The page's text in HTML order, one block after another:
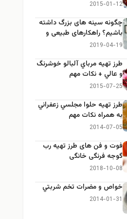
2015-01-12
چگونه سینه های بزرگ داشته
باشیم؟ راهکارهای طبیعی و
خانگی برای بزرگ کردن سینه
2019-04-19
طرز تهيه مرباي آلبالو خوشرنگ
و عالي + نكات مهم
2015-07-25
طرز تهيه حلوا مجلسي زعفراني
به همراه نكات مهم
2014-07-05
فوت و فن های طرز تهیه رب
گوجه فرنگی خانگی
2018-10-08
خواص و مضرات تخم شربتي
2014-01-31